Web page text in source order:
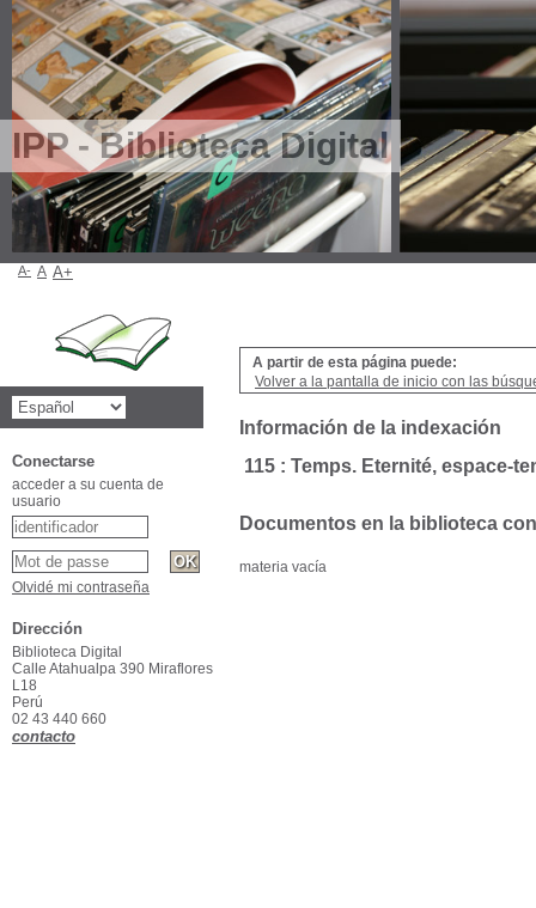
IPP - Biblioteca Digital
A partir de esta página puede:
Volver a la pantalla de inicio con las
Información de la indexación
115 : Temps. Eternité, espace-
Documentos en la biblioteca
materia vacía
A- A A+
Conectarse
acceder a su cuenta de
usuario
Olvidé mi contraseña
Dirección
Biblioteca Digital
Calle Atahualpa 390 Miraflores
L18
Perú
02 43 440 660
contacto